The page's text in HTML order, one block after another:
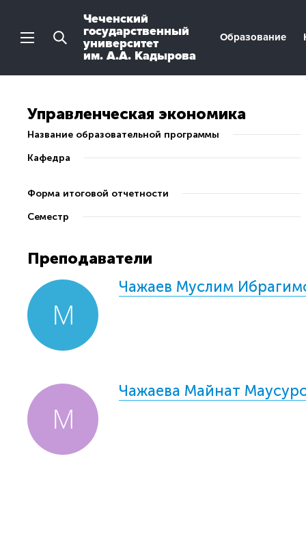
Чеченский
государственный
университет
им. А.А. Кадырова
Образование
Управленческая экономика
Название образовательной программы
Кафедра
Форма итоговой отчетности
Семестр
Преподаватели
Чажаев Муслим
Чажаева Майнат